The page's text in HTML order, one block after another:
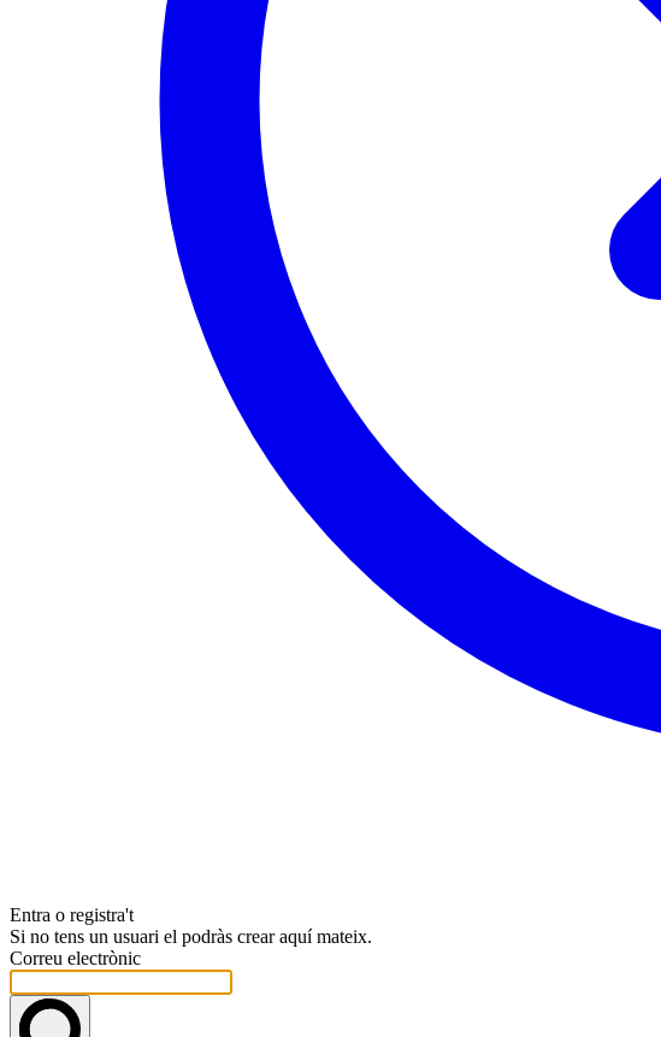
Entra o registra't
Si no tens un usuari el podràs crear aquí mateix.
Correu electrònic